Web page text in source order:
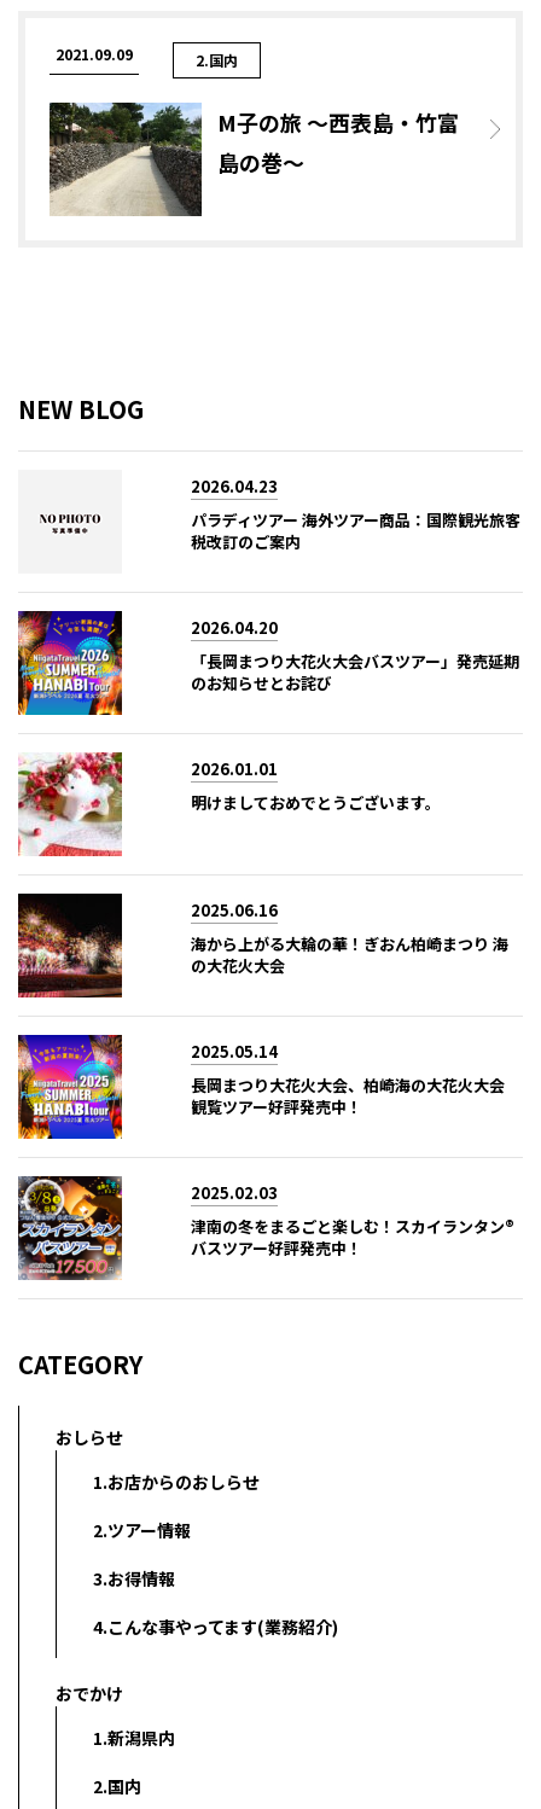
2021.09.09 2.国内
M子の旅 ～西表島・竹富
島の巻～
NEW BLOG
2026.04.23
パラディツアー 海外ツアー商品：国際観光旅客
税改訂のご案内
2026.04.20
「長岡まつり大花火大会バスツアー」発売延期
のお知らせとお詫び
2026.01.01
明けましておめでとうございます。
2025.06.16
海から上がる大輪の華！ぎおん柏崎まつり 海
の大花火大会
2025.05.14
長岡まつり大花火大会、柏崎海の大花火大会
観覧ツアー好評発売中！
2025.02.03
津南の冬をまるごと楽しむ！スカイランタン®
バスツアー好評発売中！
CATEGORY
おしらせ
1.お店からのおしらせ
2.ツアー情報
3.お得情報
4.こんな事やってます(業務紹介)
おでかけ
1.新潟県内
2.国内